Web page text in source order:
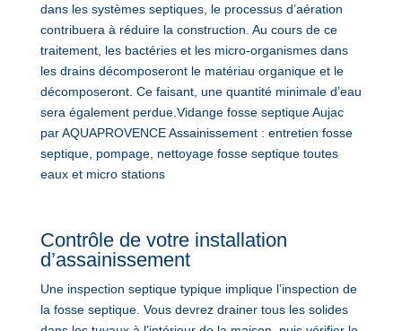
dans les systèmes septiques, le processus d’aération
contribuera à réduire la construction. Au cours de ce
traitement, les bactéries et les micro-organismes dans
les drains décomposeront le matériau organique et le
décomposeront. Ce faisant, une quantité minimale d’eau
sera également perdue.Vidange fosse septique Aujac
par AQUAPROVENCE Assainissement : entretien fosse
septique, pompage, nettoyage fosse septique toutes
eaux et micro stations
Contrôle de votre installation
d’assainissement
Une inspection septique typique implique l’inspection de
la fosse septique. Vous devrez drainer tous les solides